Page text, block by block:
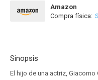
Amazon
Compra física:
Sinopsis
El hijo de una actriz,